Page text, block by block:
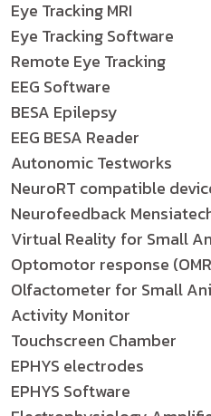
Eye Tracking MRI
Eye Tracking Software
Remote Eye Tracking
EEG Software
BESA Epilepsy
EEG BESA Reader
Autonomic Testworks
NeuroRT compatible
Neurofeedback
Virtual Reality for Small
Optomotor response
Olfactometer for Small
Activity Monitor
Touchscreen Chamber
EPHYS electrodes
EPHYS Software